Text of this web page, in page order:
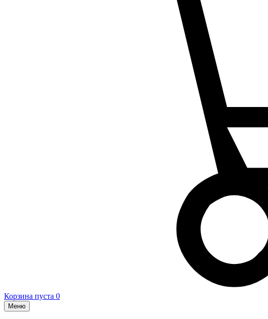
Корзина пуста 0
Меню